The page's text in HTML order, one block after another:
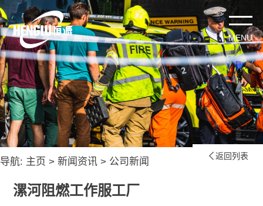
导航: 主页 > 新闻资讯 > 公司新闻  返回列表
漯河阻燃工作服工厂